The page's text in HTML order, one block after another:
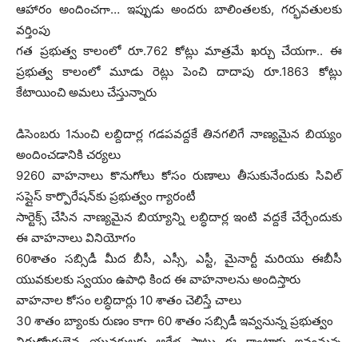
ఆహారం అందించగా… ఇప్పుడు అందరు బాలింతలకు, గర్భవతులకు
వర్తింపు
గత ప్రభుత్వ కాలంలో రూ.762 కోట్లు మాత్రమే ఖర్చు చేయగా.. ఈ
ప్రభుత్వ కాలంలో మూడు రెట్లు పెంచి దాదాపు రూ.1863 కోట్లు
కేటాయించి అమలు చేస్తున్నారు
డిసెంబరు 1నుంచి లబ్దిదార్ల గడపవద్దకే తినగలిగే నాణ్యమైన బియ్యం
అందించడానికి చర్యలు
9260 వాహనాలు కొనుగోలు కోసం రుణాలు తీసుకునేందుకు సివిల్‌
సప్లైస్‌ కార్పొరేషన్‌కు ప్రభుత్వం గ్యారంటీ
సార్టెక్స్‌ చేసిన నాణ్యమైన బియ్యాన్ని లబ్ధిదార్ల ఇంటి వద్దకే చేర్చేందుకు
ఈ వాహనాలు వినియోగం
60శాతం సబ్సిడీ మీద బీసీ, ఎస్సీ, ఎస్టీ, మైనార్టీ మరియు ఈబీసీ
యువకులకు స్వయం ఉపాధి కింద ఈ వాహనాలను అందిస్తారు
వాహనాల కోసం లబ్ధిదార్లు 10 శాతం చెలిస్తే చాలు
30 శాతం బ్యాంకు రుణం కాగా 60 శాతం సబ్సిడీ ఇవ్వనున్న ప్రభుత్వం